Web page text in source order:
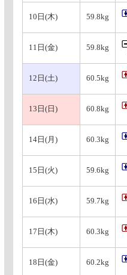
10日(木) 59.8kg
11日(金) 59.8kg
12日(土) 60.5kg
13日(日) 60.8kg
14日(月) 60.3kg
15日(火) 59.6kg
16日(水) 59.7kg
17日(木) 60.3kg
18日(金) 60.2kg